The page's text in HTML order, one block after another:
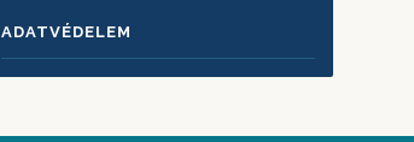
ADATVÉDELEM